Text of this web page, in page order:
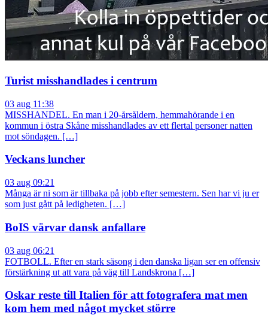
Turist misshandlades i centrum
03 aug 11:38
MISSHANDEL. En man i 20-årsåldern, hemmahörande i en
kommun i östra Skåne misshandlades av ett flertal personer natten
mot söndagen. […]
Veckans luncher
03 aug 09:21
Många är ni som är tillbaka på jobb efter semestern. Sen har vi ju er
som just gått på ledigheten. […]
BoIS värvar dansk anfallare
03 aug 06:21
FOTBOLL. Efter en stark säsong i den danska ligan ser en offensiv
förstärkning ut att vara på väg till Landskrona […]
Oskar reste till Italien för att fotografera mat men
kom hem med något mycket större